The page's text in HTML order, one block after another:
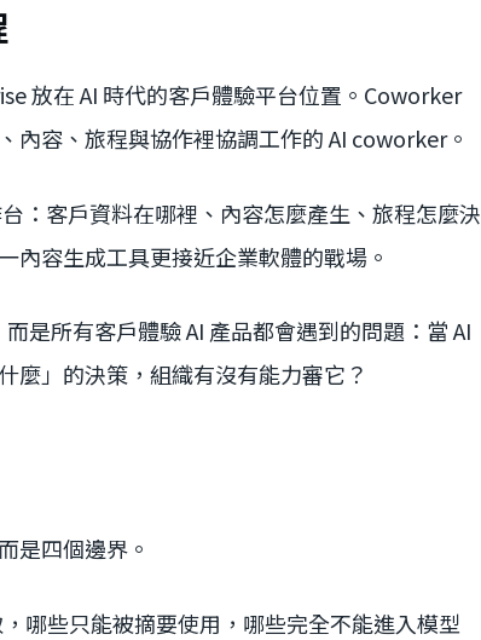
放在 AI 時代的客戶體驗平台位置。Coworker
內容、旅程與協作裡協調工作的 AI coworker。
：客戶資料在哪裡、內容怎麼產生、旅程怎麼決
內容生成工具更接近企業軟體的戰場。
是所有客戶體驗 AI 產品都會遇到的問題：當 AI
麼」的決策，組織有沒有能力審它？
是四個邊界。
哪些只能被摘要使用，哪些完全不能進入模型